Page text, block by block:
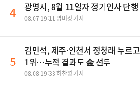
4 광명시, 8월 11일자 정기인사 단행
08.07 19:11 명미정 기자
5
김민석, 제주·인천서 정청래 누르고
1위…누적 결과도 金 선두
08.08 19:33 허찬영 기자